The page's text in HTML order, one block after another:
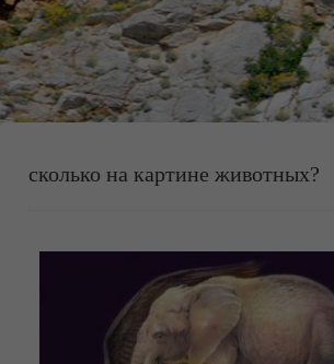
сколько на картине животных?